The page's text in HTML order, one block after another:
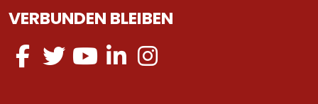
VERBUNDEN BLEIBEN